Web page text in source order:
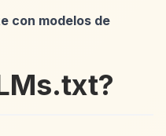
con modelos de